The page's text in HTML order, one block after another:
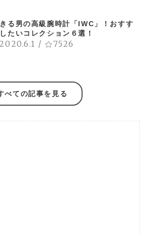
る男の高級腕時計「IWC」！おすす
たいコレクション６選！
2020.6.1 / 7526
べての記事を見る